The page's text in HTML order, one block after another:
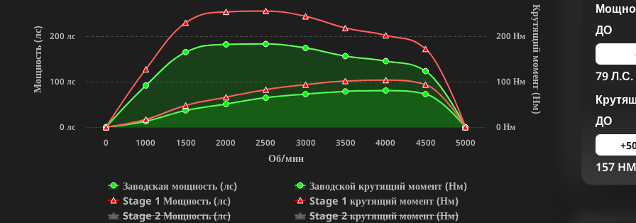
Об/мин
Мощность (лс) К
р
у
т
я
щ
и
й
м
о
м
е
н
т
(
Н
м
)
Заводская мощность (лс)
Заводской крутящий момент (Нм)
Stage 1 Мощность (лс)
Stage 1 крутящий момент (Нм)
Stage 2 Мощность (лс)
Stage 2 крутящий момент (Нм)
0 1000 1500 2000 2500 3000 3500 4000 4500 5000
0 лс
100 лс
200 лс
0 Нм
100 Нм
200 Нм
ДО
79 Л.С.
ДО
157 HM